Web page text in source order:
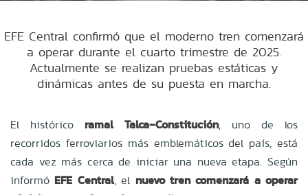
EFE Central confirmó que el moderno tren comenzará
a operar durante el cuarto trimestre de 2025.
Actualmente se realizan pruebas estáticas y
dinámicas antes de su puesta en marcha.
El histórico ramal Talca–Constitución, uno de los
recorridos ferroviarios más emblemáticos del país, está
cada vez más cerca de iniciar una nueva etapa. Según
informó EFE Central, el nuevo tren comenzará a operar